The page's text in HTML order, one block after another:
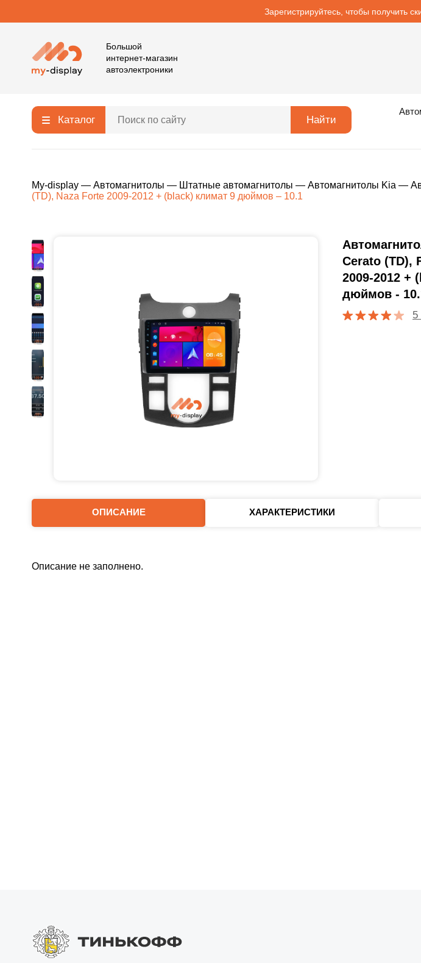
Зарегистрируйтесь, чтобы получить
Большой
интернет-магазин
автоэлектроники
Каталог Найти
My-display — Автомагнитолы — Штатные автомагнитолы — Автомагнитолы Kia —
(TD), Naza Forte 2009-2012 + (black) климат 9 дюймов – 10.1
Cerato (TD),
2009-2012 +
дюймов -
5
ОПИСАНИЕ ХАРАКТЕРИСТИКИ
Описание не заполнено.